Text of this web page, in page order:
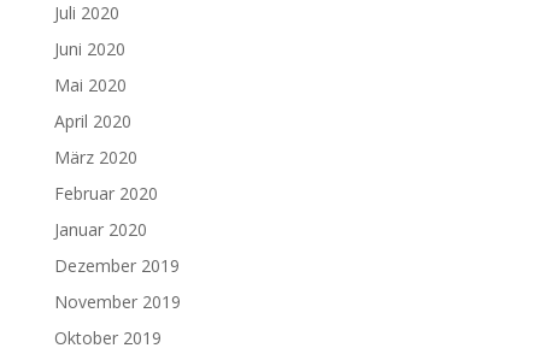
Juli 2020
Juni 2020
Mai 2020
April 2020
März 2020
Februar 2020
Januar 2020
Dezember 2019
November 2019
Oktober 2019